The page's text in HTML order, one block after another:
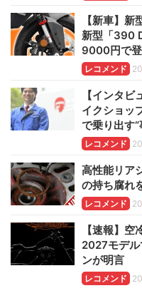
【新車】
新型「390
9000円で
レコメンド
【インタ
イクショッ
で乗り出す“
レコメンド
高性能リア
の持ち腐れ
レコメンド
【速報】空
2027モデル
ンが明言
レコメンド